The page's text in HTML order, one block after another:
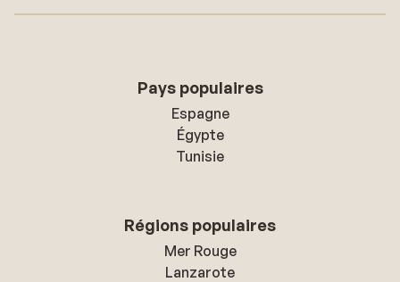
Pays populaires
Espagne
Égypte
Tunisie
Régions populaires
Mer Rouge
Lanzarote